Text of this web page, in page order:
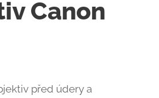
Canon
před údery a